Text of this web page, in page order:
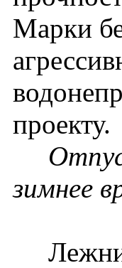
Марки
проекту.
зимнее
Лежни